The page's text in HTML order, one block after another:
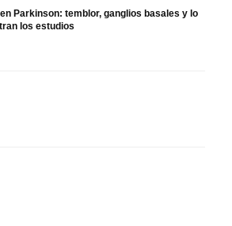
Parkinson: temblor, ganglios basales y lo
los estudios